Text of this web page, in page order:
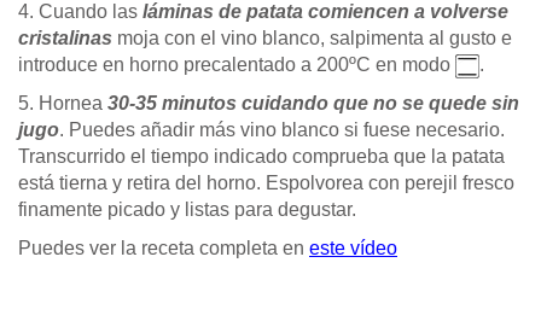
4. Cuando las láminas de patata comiencen a volverse
cristalinas moja con el vino blanco, salpimenta al gusto e
introduce en horno precalentado a 200ºC en modo
.
5. Hornea 30-35 minutos cuidando que no se quede sin
jugo. Puedes añadir más vino blanco si fuese necesario.
Transcurrido el tiempo indicado comprueba que la patata
está tierna y retira del horno. Espolvorea con perejil fresco
finamente picado y listas para degustar.
Puedes ver la receta completa en este vídeo